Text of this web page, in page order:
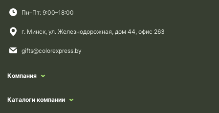
Пн–Пт: 9:00–18:00
г. Минск, ул. Железнодорожная, дом 44, офис 263
gifts@colorexpress.by
Компания
Каталоги компании